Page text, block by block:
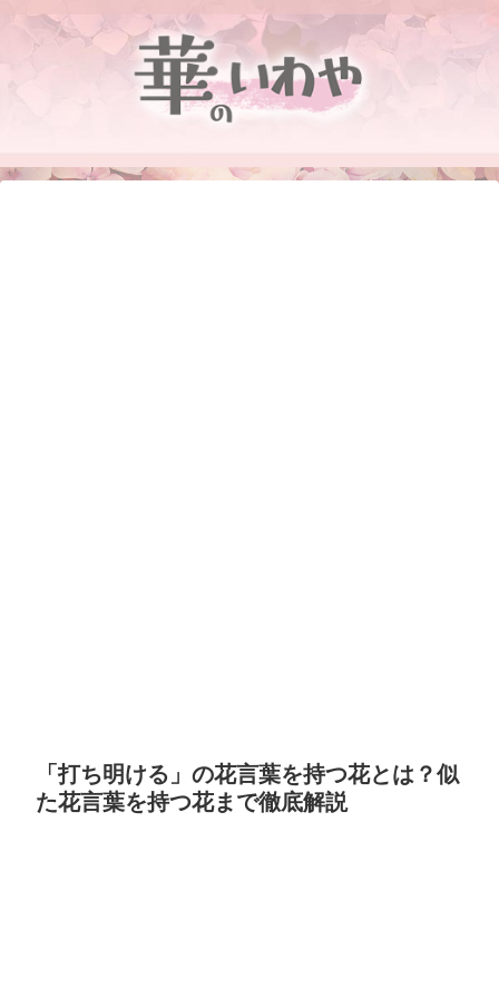
「打ち明ける」の花言葉を持つ花とは？似
た花言葉を持つ花まで徹底解説